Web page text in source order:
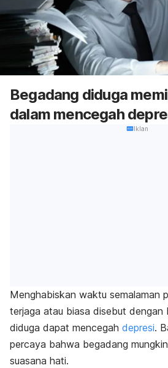
Begadang diduga
dalam mencegah
Iklan
Menghabiskan waktu semalaman
terjaga atau biasa disebut dengan
diduga dapat mencegah depresi.
percaya bahwa begadang
suasana hati.